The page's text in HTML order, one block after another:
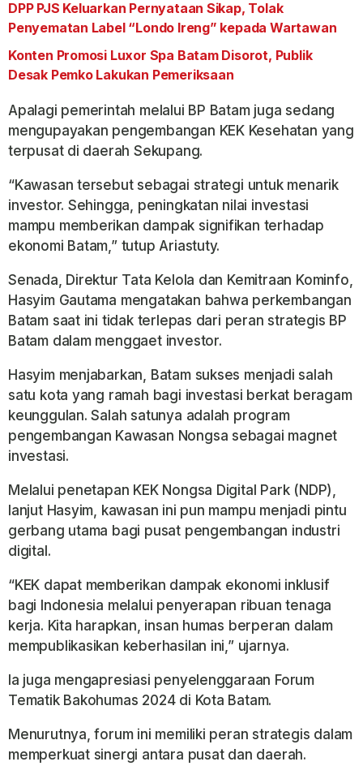
DPP PJS Keluarkan Pernyataan Sikap, Tolak
Penyematan Label “Londo Ireng” kepada Wartawan
Konten Promosi Luxor Spa Batam Disorot, Publik
Desak Pemko Lakukan Pemeriksaan
Apalagi pemerintah melalui BP Batam juga sedang
mengupayakan pengembangan KEK Kesehatan yang
terpusat di daerah Sekupang.
“Kawasan tersebut sebagai strategi untuk menarik
investor. Sehingga, peningkatan nilai investasi
mampu memberikan dampak signifikan terhadap
ekonomi Batam,” tutup Ariastuty.
Senada, Direktur Tata Kelola dan Kemitraan Kominfo,
Hasyim Gautama mengatakan bahwa perkembangan
Batam saat ini tidak terlepas dari peran strategis BP
Batam dalam menggaet investor.
Hasyim menjabarkan, Batam sukses menjadi salah
satu kota yang ramah bagi investasi berkat beragam
keunggulan. Salah satunya adalah program
pengembangan Kawasan Nongsa sebagai magnet
investasi.
Melalui penetapan KEK Nongsa Digital Park (NDP),
lanjut Hasyim, kawasan ini pun mampu menjadi pintu
gerbang utama bagi pusat pengembangan industri
digital.
“KEK dapat memberikan dampak ekonomi inklusif
bagi Indonesia melalui penyerapan ribuan tenaga
kerja. Kita harapkan, insan humas berperan dalam
mempublikasikan keberhasilan ini,” ujarnya.
Ia juga mengapresiasi penyelenggaraan Forum
Tematik Bakohumas 2024 di Kota Batam.
Menurutnya, forum ini memiliki peran strategis dalam
memperkuat sinergi antara pusat dan daerah.